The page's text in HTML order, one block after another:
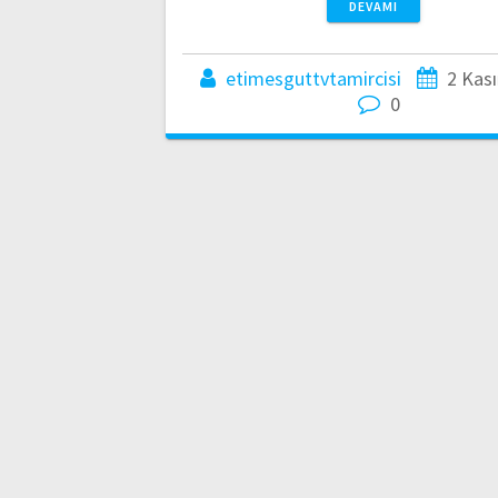
DEVAMI
etimesguttvtamircisi
2
0